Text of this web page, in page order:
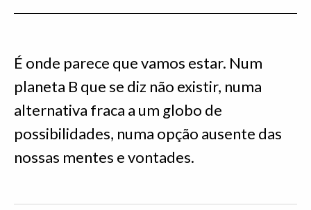
É onde parece que vamos estar. Num
planeta B que se diz não existir, numa
alternativa fraca a um globo de
possibilidades, numa opção ausente das
nossas mentes e vontades.